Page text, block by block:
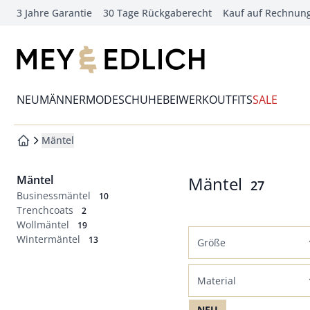
springen
springen
springen
springen
3 Jahre Garantie 30 Tage Rückgaberecht Kauf auf
zur Startseite
Wechsel in das Menü mit Pfeil-Runter Taste
NEUMÄNNERMODESCHUHEBEIWERKOUTFITSSALE
zur Startseite
Mäntel
Mäntel
Businessmäntel 10
Trenchcoats 2
Wollmäntel 19
Wintermäntel 13
Mäntel Ergebnisse
27
Größe
Normalgrößen
46 48 50 52
Material